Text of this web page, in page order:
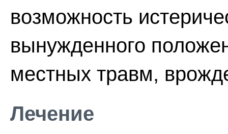
возможность
вынужденного
местных травм,
Лечение